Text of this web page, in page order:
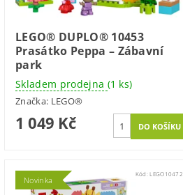
LEGO® DUPLO® 10453
Prasátko Peppa – Zábavní
park
Skladem prodejna (1 ks)
Značka: LEGO®
1 049 Kč
Novinka
Kód:LEGO10472